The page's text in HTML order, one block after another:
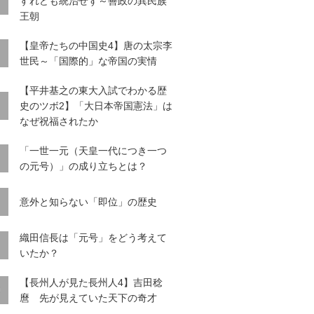
王朝
【皇帝たちの中国史4】唐の太宗李
世民～「国際的」な帝国の実情
【平井基之の東大入試でわかる歴
史のツボ2】「大日本帝国憲法」は
なぜ祝福されたか
「一世一元（天皇一代につき一つ
の元号）」の成り立ちとは？
意外と知らない「即位」の歴史
織田信長は「元号」をどう考えて
いたか？
【長州人が見た長州人4】吉田稔
麿 先が見えていた天下の奇才